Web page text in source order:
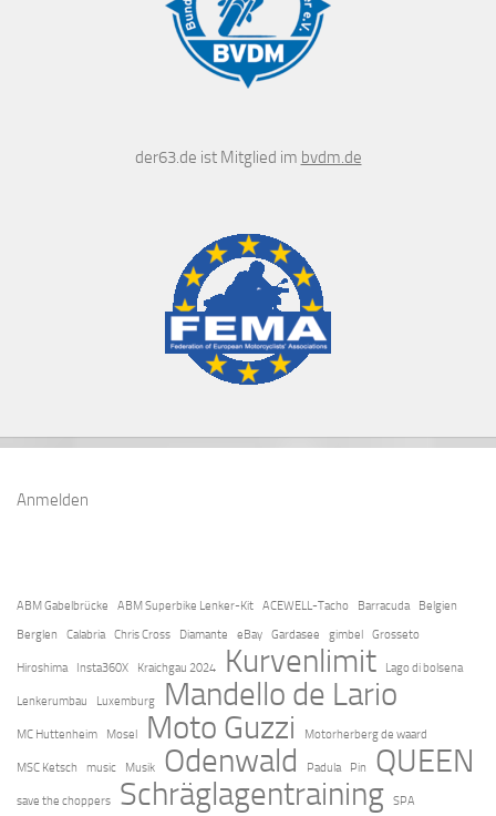
der63.de ist Mitglied im bvdm.de
Anmelden
ABM Gabelbrücke ABM Superbike Lenker-Kit ACEWELL-Tacho Barracuda
Belgien
Berglen
Calabria Chris Cross Diamante eBay Gardasee gimbel Grosseto
Hiroshima Insta360X Kraichgau 2024 Kurvenlimit Lago di bolsena
Lenkerumbau Luxemburg Mandello de Lario
MC Huttenheim Mosel Moto Guzzi Motorherberg de waard
MSC Ketsch music Musik Odenwald Padula Pin QUEEN
save the choppers Schräglagentraining
SPA